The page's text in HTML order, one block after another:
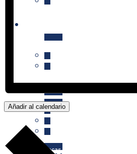
Comité Científico
Cardiopredict
Becas anuales
Añadir al calendario